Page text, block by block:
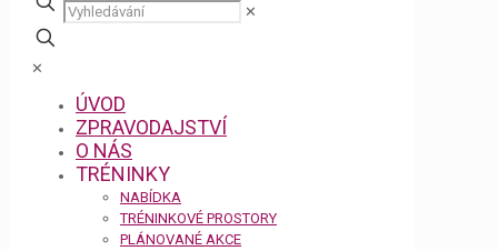
✕
✕
ÚVOD
ZPRAVODAJSTVÍ
O NÁS
TRÉNINKY
NABÍDKA
TRÉNINKOVÉ PROSTORY
PLÁNOVANÉ AKCE